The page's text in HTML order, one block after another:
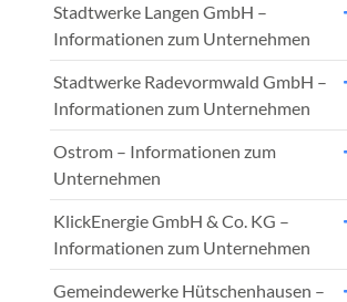
Stadtwerke Langen GmbH –
Informationen zum Unternehmen
Stadtwerke Radevormwald GmbH –
Informationen zum Unternehmen
Ostrom – Informationen zum
Unternehmen
KlickEnergie GmbH & Co. KG –
Informationen zum Unternehmen
Gemeindewerke Hütschenhausen –